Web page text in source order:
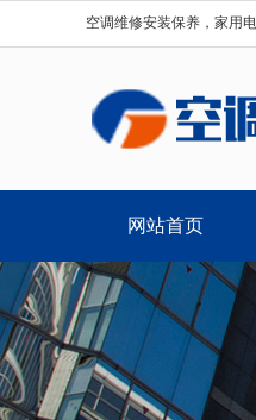
空调维修安装保养，家用
网站首页